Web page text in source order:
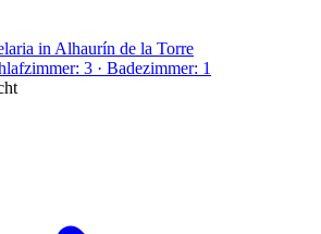
in Alhaurín de la Torre
3 · Badezimmer: 1